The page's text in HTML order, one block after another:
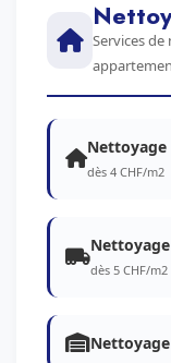
Services
dès 4 CHF/m2
dès 5 CHF/m2